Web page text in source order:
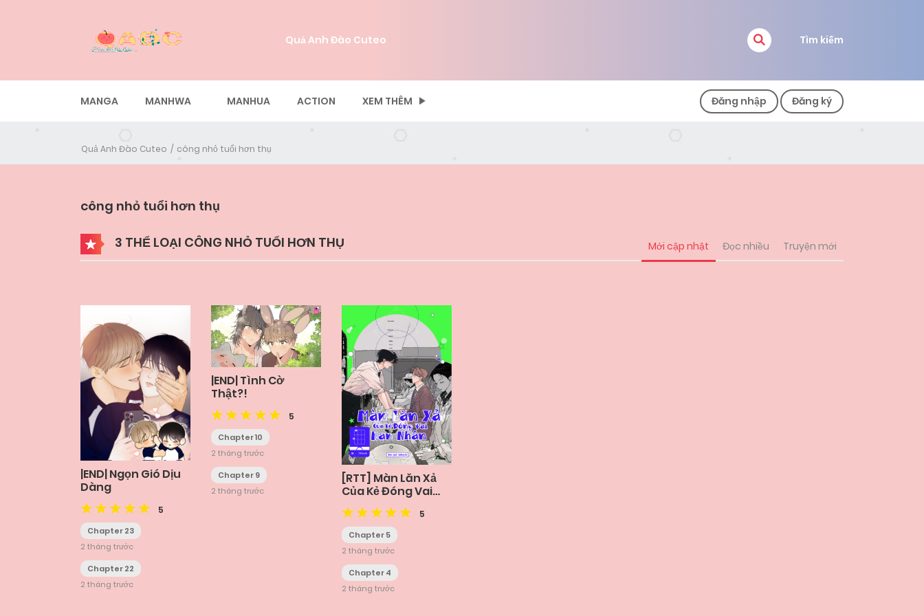
Quả Anh Đào Cuteo Tìm kiếm
MANGA MANHWA MANHUA ACTION XEM THÊM Đăng nhập Đăng ký
Quả Anh Đào Cuteo công nhỏ tuổi hơn thụ
công nhỏ tuổi hơn thụ
3 THỂ LOẠI CÔNG NHỎ TUỔI HƠN THỤ Mới cập nhật Đọc nhiều Truyện mới
|END| Ngọn Gió Dịu
Dàng
5
Chapter 23
2 tháng trước
Chapter 22
2 tháng trước
|END| Tình Cờ
Thật?!
5
Chapter 10
2 tháng trước
Chapter 9
2 tháng trước
[RTT] Màn Lăn Xả
Của Kẻ Đóng Vai
Nạn Nhân
5
Chapter 5
2 tháng trước
Chapter 4
2 tháng trước